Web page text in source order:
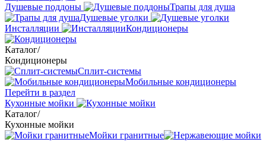
Душевые поддоны
Трапы для душа
Душевые уголки
Инсталляции
Кондиционеры
Каталог/
Кондиционеры
Сплит-системы
Мобильные кондиционеры
Перейти в раздел
Кухонные мойки
Каталог/
Кухонные мойки
Мойки гранитные